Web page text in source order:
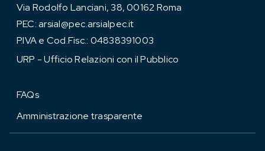
Via Rodolfo Lanciani, 38, 00162 Roma
PEC:arsial@pec.arsialpec.it
P.IVA e Cod.Fisc.: 04838391003
URP - Ufficio Relazioni con il Pubblico
FAQs
Amministrazione trasparente